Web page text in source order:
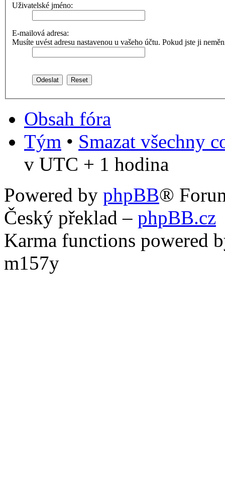
Uživatelské jméno:
E-mailová adresa:
Musíte uvést adresu nastavenou u vašeho účtu. Pokud jste ji
Obsah fóra
Tým • Smazat všechny
v UTC + 1 hodina
Powered by phpBB®
Český překlad – phpBB.cz
Karma functions powered
m157y